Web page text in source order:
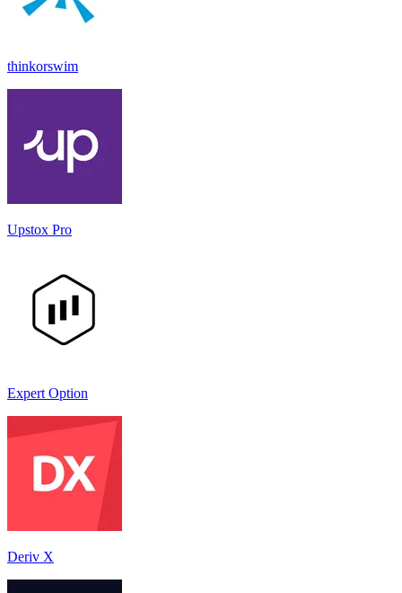
thinkorswim
Upstox Pro
Expert Option
Deriv X